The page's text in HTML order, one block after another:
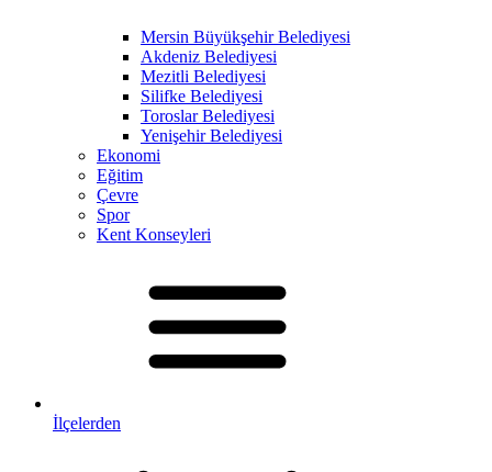
Mersin Büyükşehir Belediyesi
Akdeniz Belediyesi
Mezitli Belediyesi
Silifke Belediyesi
Toroslar Belediyesi
Yenişehir Belediyesi
Ekonomi
Eğitim
Çevre
Spor
Kent Konseyleri
İlçelerden